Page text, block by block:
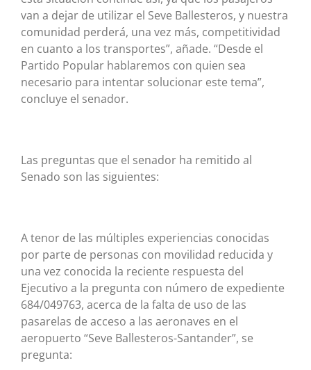
van a dejar de utilizar el Seve Ballesteros, y nuestra
comunidad perderá, una vez más, competitividad
en cuanto a los transportes”, añade. “Desde el
Partido Popular hablaremos con quien sea
necesario para intentar solucionar este tema”,
concluye el senador.
Las preguntas que el senador ha remitido al
Senado son las siguientes:
A tenor de las múltiples experiencias conocidas
por parte de personas con movilidad reducida y
una vez conocida la reciente respuesta del
Ejecutivo a la pregunta con número de expediente
684/049763, acerca de la falta de uso de las
pasarelas de acceso a las aeronaves en el
aeropuerto “Seve Ballesteros-Santander”, se
pregunta: